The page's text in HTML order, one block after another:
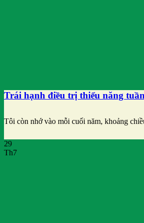
Trái hạnh điều trị thiểu năng
Tôi còn nhớ vào mỗi cuối năm, khoảng
29
Th7